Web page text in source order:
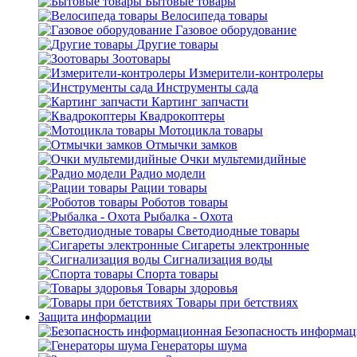
Велосипеда товары
Газовое оборудование
Другие товары
Зоотовары
Измерители-контролеры
Инструменты сада
Картинг запчасти
Квадрокоптеры
Мотоцикла товары
Отмычки замков
Очки мультемидийные
Радио модели
Рации товары
Роботов товары
Рыбалка - Охота
Светодиодные товары
Сигареты электронные
Сигнализация воды
Спорта товары
Товары здоровья
Товары при бетствиях
Защита информации
Безопасность
Генераторы шума